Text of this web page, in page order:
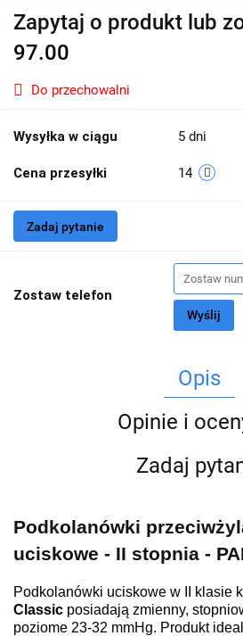
Zapytaj o produkt lub
97.00
Do przechowalni
Wysyłka w ciągu 5 dni
Cena przesyłki 14
Zadaj pytanie
Zostaw telefon
Wyślij
Opis
Opinie i
Zadaj
Podkolanówki
uciskowe - II stopnia -
Podkolanówki uciskowe w II klasie
Classic posiadają zmienny,
poziome 23-32 mmHg. Produkt